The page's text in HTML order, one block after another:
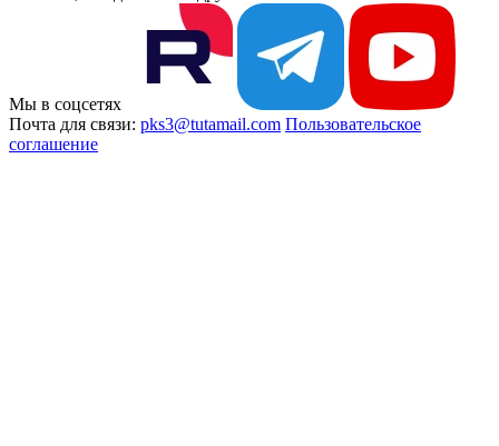
Мы в соцсетях
Почта для связи: pks3@tutamail.com Пользовательское
соглашение